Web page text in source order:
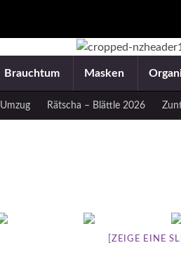
Brauchtum Masken
Umzug Rätscha – Blättle 2026
[ZEIGE EINE